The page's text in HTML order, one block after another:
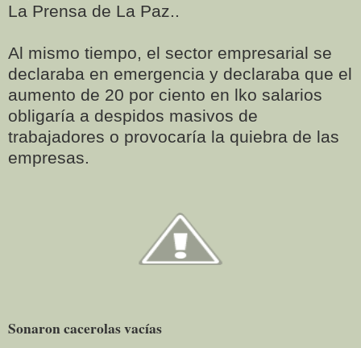
La Prensa de La Paz..
Al mismo tiempo, el sector empresarial se
declaraba en emergencia y declaraba que el
aumento de 20 por ciento en lko salarios
obligaría a despidos masivos de
trabajadores o provocaría la quiebra de las
empresas.
Sonaron cacerolas vacías